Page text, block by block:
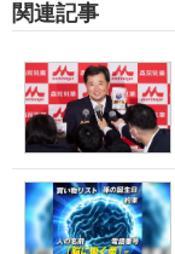
関連記事